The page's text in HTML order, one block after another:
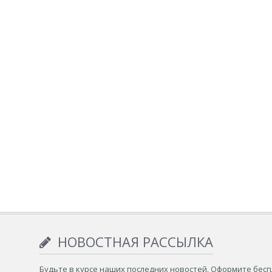
НОВОСТНАЯ РАССЫЛКА
Будьте в курсе наших последних новостей. Оформите